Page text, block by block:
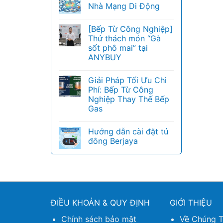
Nhà Mạng Di Động
[Bếp Từ Công Nghiệp]
Thử thách món “Gà
sốt phô mai” tại
ANYBUY
Giải Pháp Tối Ưu Chi
Phí: Bếp Từ Công
Nghiệp Thay Thế Bếp
Gas
Hướng dẫn cài đặt tủ
đông Berjaya
ĐIỀU KHOẢN & QUY ĐỊNH
Chính sách bảo mật
GIỚI THIỆU
Về Chúng